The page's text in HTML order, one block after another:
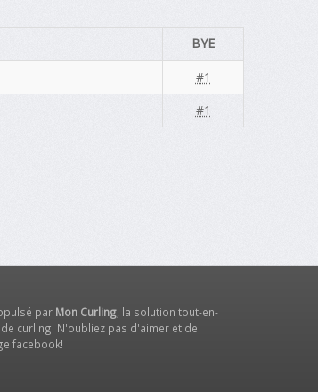
BYE
#1
#1
par Mon Curling, la solution tout-en-
curling. N'oubliez pas d'aimer et de
facebook!